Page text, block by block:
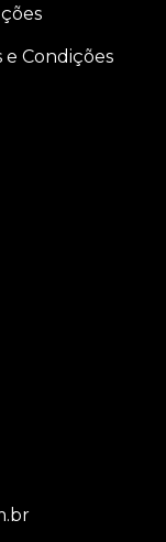
e Condições